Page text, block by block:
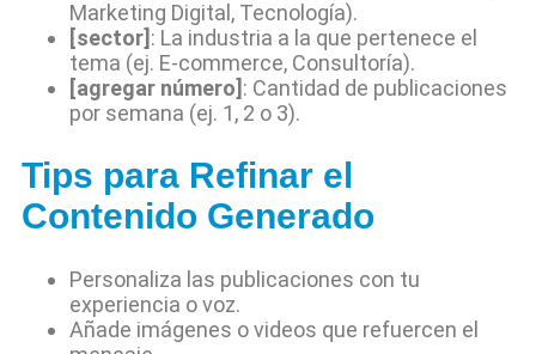
Marketing Digital, Tecnología).
[sector] : La industria a la que pertenece el
tema (ej. E-commerce, Consultoría).
[agregar número] : Cantidad de publicaciones
por semana (ej. 1, 2 o 3).
Tips para Refinar el
Contenido Generado
Personaliza las publicaciones con tu
experiencia o voz.
Añade imágenes o videos que refuercen el